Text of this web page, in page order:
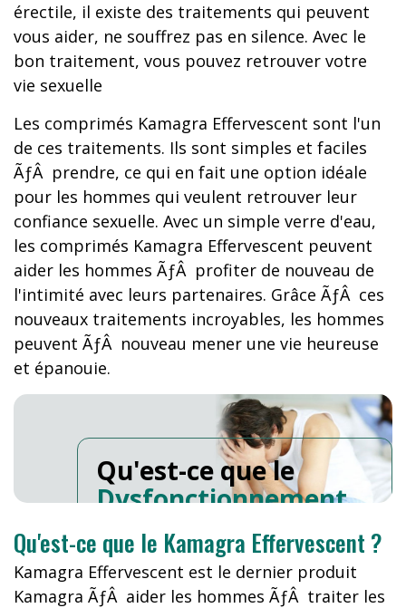
érectile, il existe des traitements qui peuvent
vous aider, ne souffrez pas en silence. Avec le
bon traitement, vous pouvez retrouver votre
vie sexuelle
Les comprimés Kamagra Effervescent sont l'un
de ces traitements. Ils sont simples et faciles
ÃƒÂ prendre, ce qui en fait une option idéale
pour les hommes qui veulent retrouver leur
confiance sexuelle. Avec un simple verre d'eau,
les comprimés Kamagra Effervescent peuvent
aider les hommes ÃƒÂ profiter de nouveau de
l'intimité avec leurs partenaires. Grâce ÃƒÂ ces
nouveaux traitements incroyables, les hommes
peuvent ÃƒÂ nouveau mener une vie heureuse
et épanouie.
Qu'est-ce que le
Dysfonctionnement
Erectile
Qu'est-ce que le Kamagra Effervescent ?
Kamagra Effervescent est le dernier produit
Kamagra ÃƒÂ aider les hommes ÃƒÂ traiter les